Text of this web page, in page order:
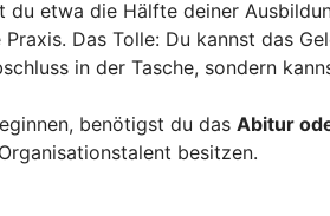
du etwa die Hälfte deiner
Praxis. Das Tolle: Du kannst das
in der Tasche, sondern
benötigst du das Abitur
besitzen.